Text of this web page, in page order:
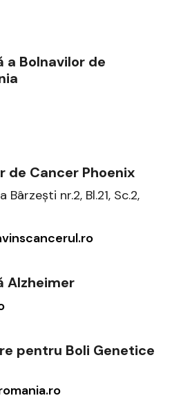
a Bolnavilor de
de Cancer Phoenix
nr.2, Bl.21, Sc.2,
Alzheimer
pentru Boli Genetice